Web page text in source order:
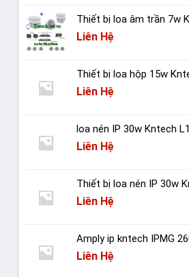
Thiết bị loa âm trần 7w
Liên Hệ
Thiết bị loa hộp 15w
Liên Hệ
loa nén IP 30w Kntech L1
Liên Hệ
Thiết bị loa nén IP 30w
Liên Hệ
Amply ip kntech IPMG
Liên Hệ